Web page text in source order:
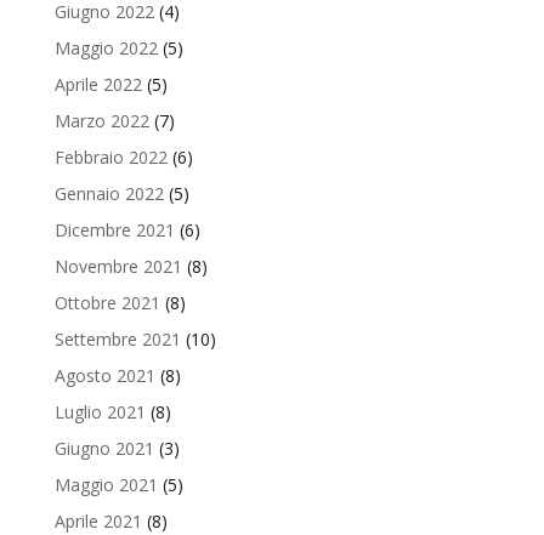
Giugno 2022(4)
Maggio 2022(5)
Aprile 2022(5)
Marzo 2022(7)
Febbraio 2022(6)
Gennaio 2022(5)
Dicembre 2021 (6)
Novembre 2021 (8)
Ottobre 2021 (8)
Settembre 2021 (10)
Agosto 2021 (8)
Luglio 2021 (8)
Giugno 2021 (3)
Maggio 2021 (5)
Aprile 2021 (8)